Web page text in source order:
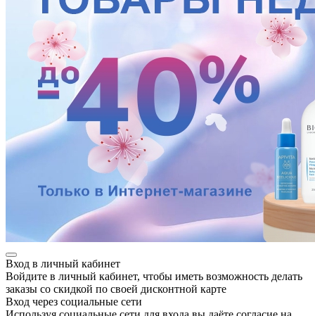
Вход в личный кабинет
Войдите в личный кабинет, чтобы иметь возможность делать
заказы со скидкой по своей дисконтной карте
Вход через социальные сети